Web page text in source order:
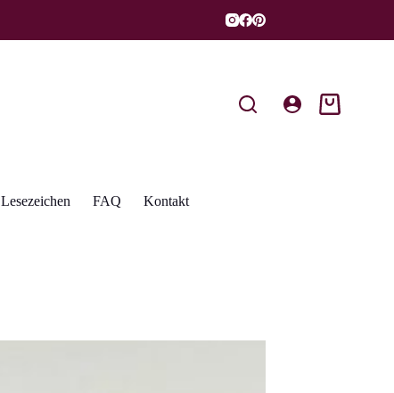
Warenkorb
Lesezeichen FAQ Kontakt